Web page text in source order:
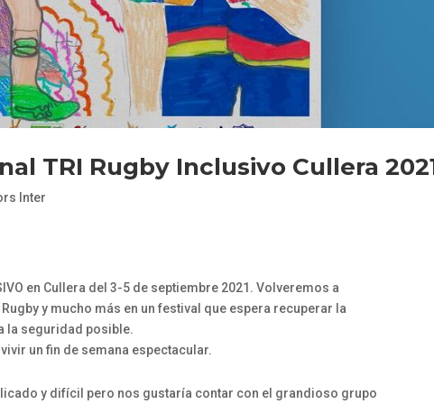
TRI Rugby Inclusivo Cullera
Inter
en Cullera del 3-5 de septiembre 2021. Volveremos a
y mucho más en un festival que espera recuperar la
la seguridad posible.
un fin de semana espectacular.
y difícil pero nos gustaría contar con el grandioso grupo